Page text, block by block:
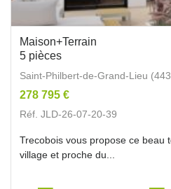
Maison+Terrain
5 pièces
Saint-Philbert-de-Grand-Lieu
278 795 €
Réf. JLD-26-07-20-39
Trecobois vous propose ce beau
village et proche du...